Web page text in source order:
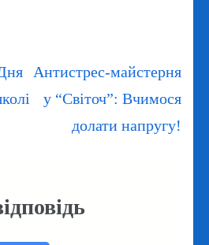
Антистрес-майстерня
у “Світоч”: Вчимося
долати напругу!